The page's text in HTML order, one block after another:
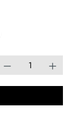
Produkt